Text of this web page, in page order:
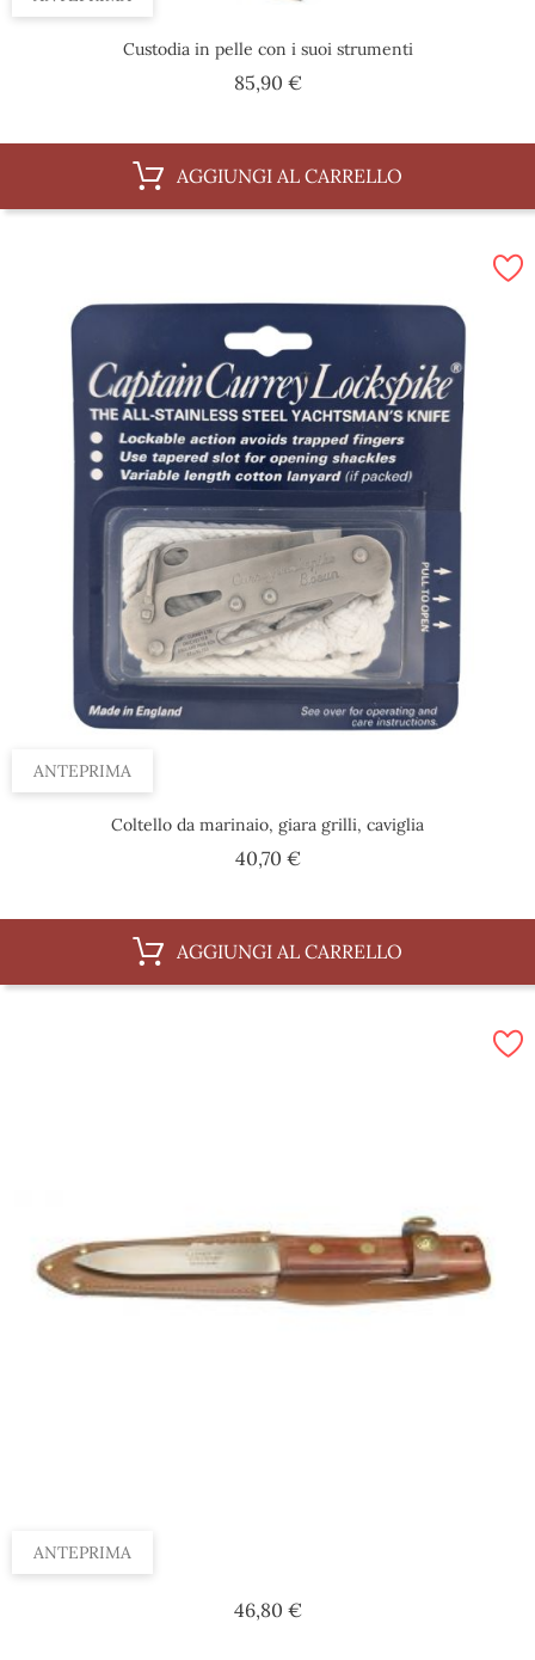
Custodia in pelle con i suoi strumenti
85,90 €Prezzo
AGGIUNGI AL CARRELLO
ANTEPRIMA
Coltello da marinaio, giara grilli, caviglia
40,70 €Prezzo
AGGIUNGI AL CARRELLO
ANTEPRIMA
46,80 €Prezzo